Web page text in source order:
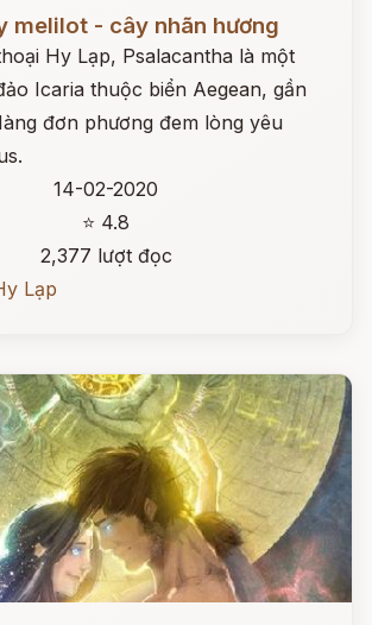
melilot - cây nhãn hương
Hy Lạp, Psalacantha là một
Icaria thuộc biển Aegean, gần
đơn phương đem lòng yêu
14-02-2020
⭐ 4.8
2,377 lượt đọc
Lạp